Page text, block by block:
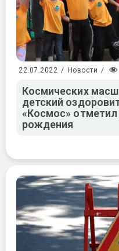
22.07.2022 / Новости /
Космических
детский
«Космос»
рождения